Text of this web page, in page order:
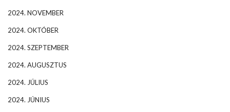
2024. NOVEMBER
2024. OKTÓBER
2024. SZEPTEMBER
2024. AUGUSZTUS
2024. JÚLIUS
2024. JÚNIUS